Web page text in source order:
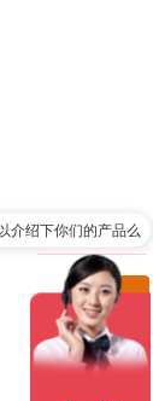
ꁸ
介绍下你们的产品么